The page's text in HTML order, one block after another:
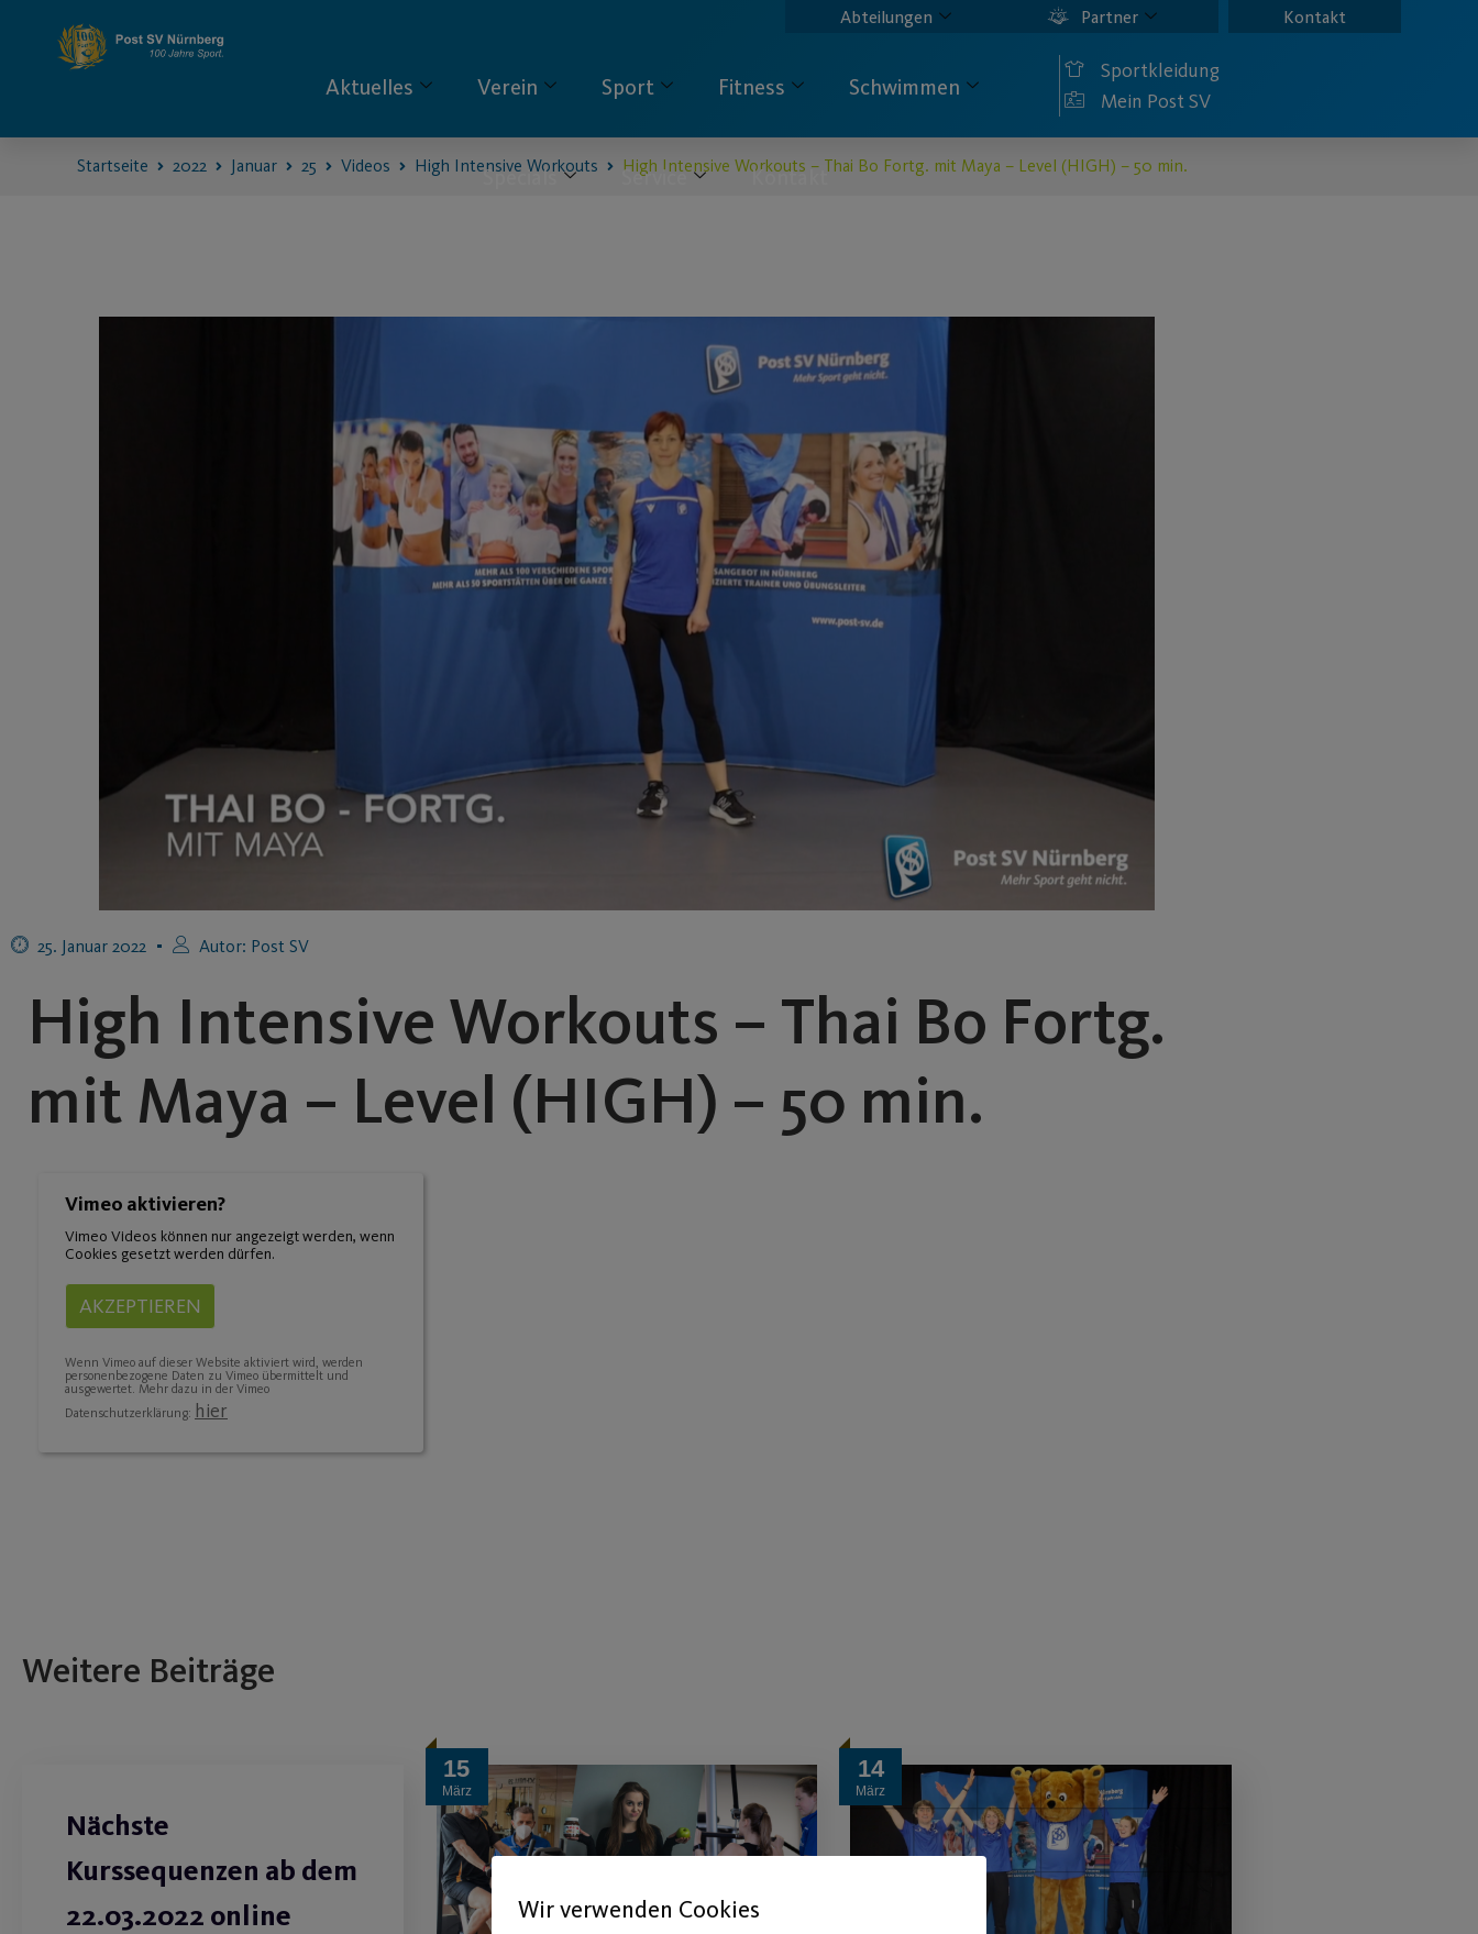
Abteilungen Partner Kontakt
Aktuelles Verein Sport Fitness Schwimmen
Specials Service Kontakt
Sportkleidung
Mein Post SV
Startseite 2022 Januar 25 Videos High Intensive Workouts High Intensive Workouts – Thai Bo Fortg. mit Maya – Level (HIGH) – 50 min.
25. Januar 2022 Autor: Post SV
High Intensive Workouts – Thai Bo Fortg.
mit Maya – Level (HIGH) – 50 min.
Vimeo aktivieren?
Vimeo Videos können nur angezeigt werden, wenn
Cookies gesetzt werden dürfen.
AKZEPTIEREN
Wenn Vimeo auf dieser Website aktiviert wird, werden
personenbezogene Daten zu Vimeo übermittelt und
ausgewertet. Mehr dazu in der Vimeo
Datenschutzerklärung: hier
Weitere Beiträge
Nächste
Kurssequenzen ab dem
22.03.2022 online
15
März
14
März
Wir verwenden Cookies